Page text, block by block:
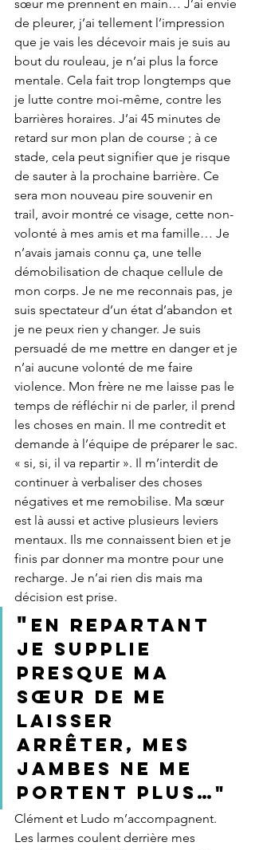
sœur me prennent en main… J’ai envie
de pleurer, j’ai tellement l’impression
que je vais les décevoir mais je suis au
bout du rouleau, je n’ai plus la force
mentale. Cela fait trop longtemps que
je lutte contre moi-même, contre les
barrières horaires. J’ai 45 minutes de
retard sur mon plan de course ; à ce
stade, cela peut signifier que je risque
de sauter à la prochaine barrière. Ce
sera mon nouveau pire souvenir en
trail, avoir montré ce visage, cette non-
volonté à mes amis et ma famille… Je
n’avais jamais connu ça, une telle
démobilisation de chaque cellule de
mon corps. Je ne me reconnais pas, je
suis spectateur d’un état d’abandon et
je ne peux rien y changer. Je suis
persuadé de me mettre en danger et je
n’ai aucune volonté de me faire
violence. Mon frère ne me laisse pas le
temps de réfléchir ni de parler, il prend
les choses en main. Il me contredit et
demande à l’équipe de préparer le sac.
« si, si, il va repartir ». Il m’interdit de
continuer à verbaliser des choses
négatives et me remobilise. Ma sœur
est là aussi et active plusieurs leviers
mentaux. Ils me connaissent bien et je
finis par donner ma montre pour une
recharge. Je n’ai rien dis mais ma
décision est prise.
" En repartant
je supplie
presque ma
sœur de me
laisser
arrêter, mes
jambes ne me
portent plus…"
Clément et Ludo m’accompagnent.
Les larmes coulent derrière mes